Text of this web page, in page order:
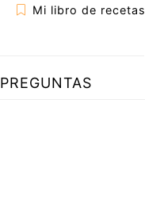
Mi libro de recetas
PREGUNTAS